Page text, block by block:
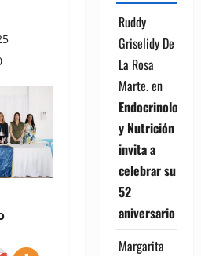
Ruddy
Griselidy De
La Rosa
Marte.en
Endocrinología
y Nutrición
invita a
celebrar su
52
aniversario
Margarita